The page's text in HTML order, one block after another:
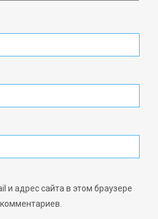
и адрес сайта в этом браузере